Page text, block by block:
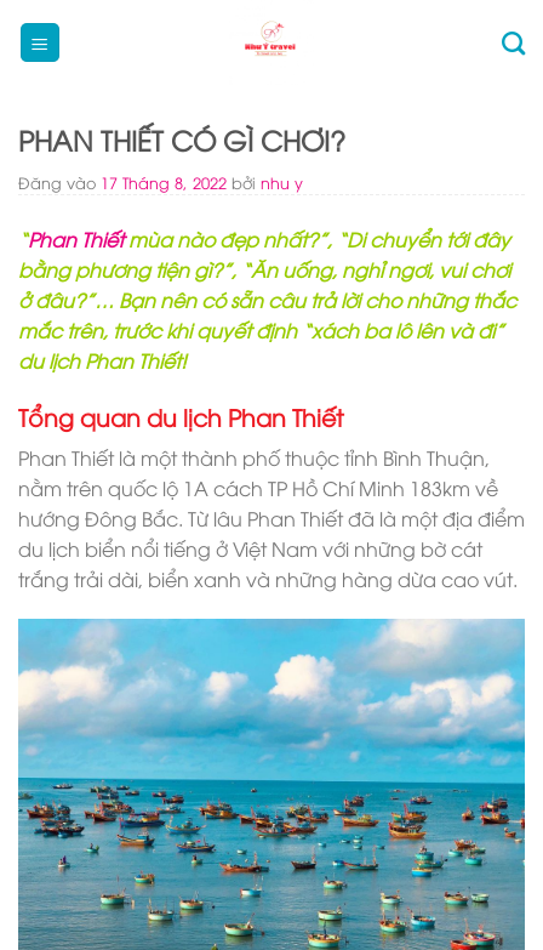
qua
PHAN THIẾT CÓ GÌ CHƠI?
Đăng vào 17 Tháng 8, 2022 bởi nhu y
“Phan Thiếtmùa nào đẹp nhất?”, “Di chuyển tới đây
bằng phương tiện gì?”, “Ăn uống, nghỉ ngơi, vui chơi
ở đâu?”… Bạn nên có sẵn câu trả lời cho những thắc
mắc trên, trước khi quyết định “xách ba lô lên và đi”
du lịch Phan Thiết!
Tổng quan du lịch Phan Thiết
Phan Thiết là một thành phố thuộc tỉnh Bình Thuận,
nằm trên quốc lộ 1A cách TP Hồ Chí Minh 183km về
hướng Đông Bắc. Từ lâu Phan Thiết đã là một địa điểm
du lịch biển nổi tiếng ở Việt Nam với những bờ cát
trắng trải dài, biển xanh và những hàng dừa cao vút.